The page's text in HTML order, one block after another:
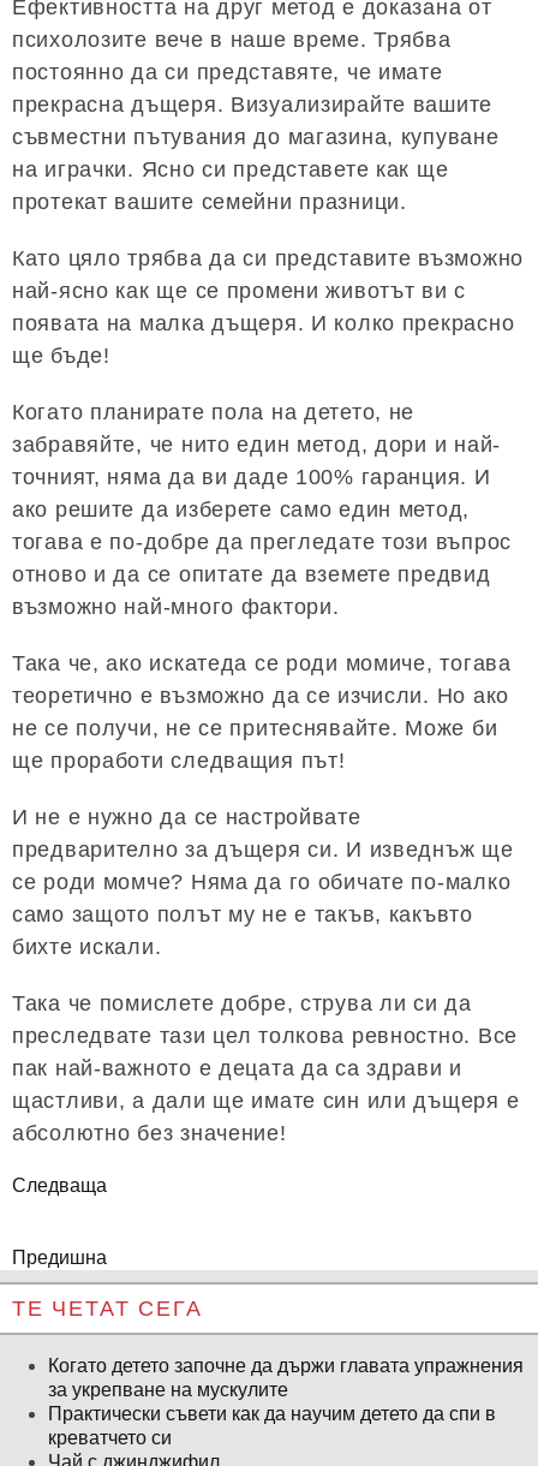
Ефективността на друг метод е доказана от
психолозите вече в наше време. Трябва
постоянно да си представяте, че имате
прекрасна дъщеря. Визуализирайте вашите
съвместни пътувания до магазина, купуване
на играчки. Ясно си представете как ще
протекат вашите семейни празници.
Като цяло трябва да си представите възможно
най-ясно как ще се промени животът ви с
появата на малка дъщеря. И колко прекрасно
ще бъде!
Когато планирате пола на детето, не
забравяйте, че нито един метод, дори и най-
точният, няма да ви даде 100% гаранция. И
ако решите да изберете само един метод,
тогава е по-добре да прегледате този въпрос
отново и да се опитате да вземете предвид
възможно най-много фактори.
Така че, ако искатеда се роди момиче, тогава
теоретично е възможно да се изчисли. Но ако
не се получи, не се притеснявайте. Може би
ще проработи следващия път!
И не е нужно да се настройвате
предварително за дъщеря си. И изведнъж ще
се роди момче? Няма да го обичате по-малко
само защото полът му не е такъв, какъвто
бихте искали.
Така че помислете добре, струва ли си да
преследвате тази цел толкова ревностно. Все
пак най-важното е децата да са здрави и
щастливи, а дали ще имате син или дъщеря е
абсолютно без значение!
Следваща
Предишна
ТЕ ЧЕТАТ СЕГА
Когато детето започне да държи главата упражнения
за укрепване на мускулите
Практически съвети как да научим детето да спи в
креватчето си
Чай с джинджифил